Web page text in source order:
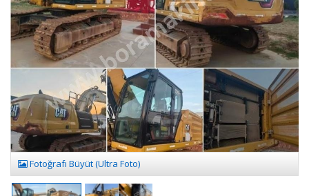
Fotoğrafı Büyüt (Ultra Foto)